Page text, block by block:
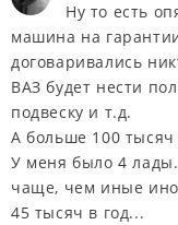
Ну то есть
машина на
договаривались
ВАЗ будет нести
подвеску и т.д.
А больше 100 тысяч
У меня было 4
чаще, чем иные
45 тысяч в год...